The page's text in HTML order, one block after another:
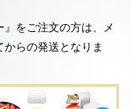
』 をご注文の方は、メ
らの発送となりま